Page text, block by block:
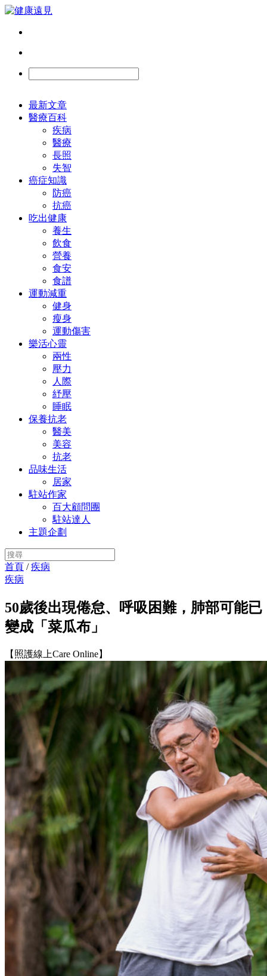
最新文章
醫療百科
疾病
醫療
長照
失智
癌症知識
防癌
抗癌
吃出健康
養生
飲食
營養
食安
食譜
運動減重
健身
瘦身
運動傷害
樂活心靈
兩性
壓力
人際
紓壓
睡眠
保養抗老
醫美
美容
抗老
品味生活
居家
駐站作家
百大顧問團
駐站達人
主題企劃
首頁 /疾病
疾病
50歲後出現倦怠、呼吸困難，肺部可能已
變成「菜瓜布」
【照護線上Care Online】